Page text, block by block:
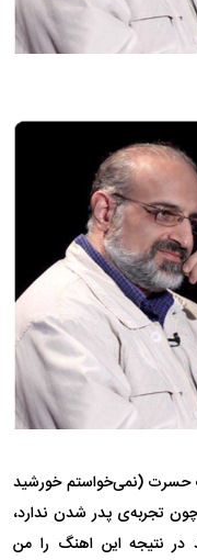
حسرت (نمی‌خواستم خورشید
چون تجربه‌ی پدر شدن ندارد،
در نتیجه این اهنگ را من